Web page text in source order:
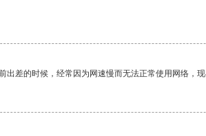
差的时候，经常因为网速慢而无法正常使用网络，